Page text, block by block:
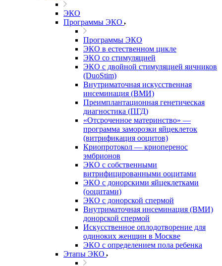
ЭКО
Программы ЭКО
Программы ЭКО
ЭКО в естественном цикле
ЭКО со стимуляцией
ЭКО с двойной стимуляцией яичников
(DuoStim)
Внутриматочная искусственная
инсеминация (ВМИ)
Преимплантационная генетическая
диагностика (ПГД)
«Отсроченное материнство» —
программа заморозки яйцеклеток
(витрификация ооцитов)
Криопротокол — криоперенос
эмбрионов
ЭКО с собственными
витрифицированными ооцитами
ЭКО с донорскими яйцеклетками
(ооцитами)
ЭКО с донорской спермой
Внутриматочная инсеминация (ВМИ)
донорской спермой
Искусственное оплодотворение для
одиноких женщин в Москве
ЭКО с определением пола ребенка
Этапы ЭКО